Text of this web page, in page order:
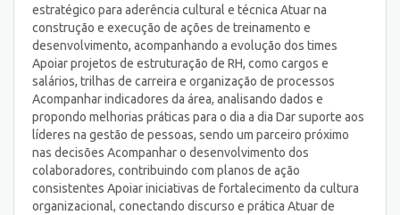
estratégico para aderência cultural e técnica Atuar na
construção e execução de ações de treinamento e
desenvolvimento, acompanhando a evolução dos times
Apoiar projetos de estruturação de RH, como cargos e
salários, trilhas de carreira e organização de processos
Acompanhar indicadores da área, analisando dados e
propondo melhorias práticas para o dia a dia Dar suporte aos
líderes na gestão de pessoas, sendo um parceiro próximo
nas decisões Acompanhar o desenvolvimento dos
colaboradores, contribuindo com planos de ação
consistentes Apoiar iniciativas de fortalecimento da cultura
organizacional, conectando discurso e prática Atuar de